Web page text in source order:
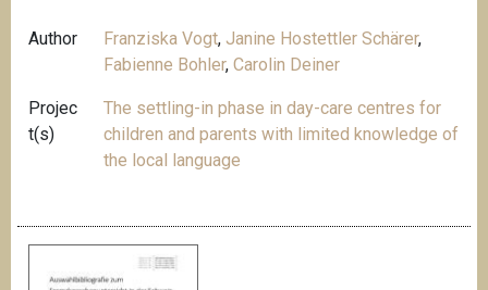
Author Franziska Vogt,Janine Hostettler Schärer,
Fabienne Bohler,Carolin Deiner
Projec
t(s)
The settling-in phase in day-care centres for
children and parents with limited knowledge of
the local language